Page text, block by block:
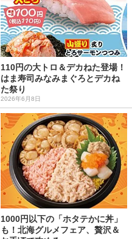
110円の大トロ＆デカねた登場！
はま寿司みなみまぐろとデカね
た祭り
2026年6月8日
1000円以下の「ホタテかに丼」
も！北海グルメフェア、贅沢＆